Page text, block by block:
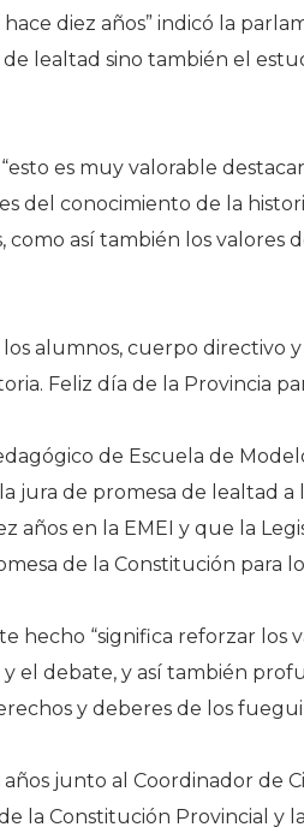
diez años” indicó la
lealtad sino también el
es muy valorable
del conocimiento de la
como así también los valores
alumnos, cuerpo directivo y
Feliz día de la Provincia
de Escuela de
jura de promesa de lealtad
años en la EMEI y que la
de la Constitución para
hecho “significa reforzar los
y el debate, y así también
y deberes de los
junto al Coordinador de
la Constitución Provincial y